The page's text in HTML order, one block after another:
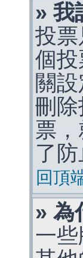
» 我
投
個
關
刪
票
了
回頂
» 為
一